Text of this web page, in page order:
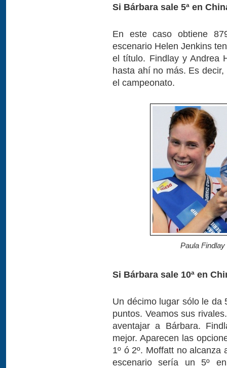
Si Bárbara sale 5ª en
En este caso obtiene
escenario Helen Jenkins
el título. Findlay y Andrea
hasta ahí no más. Es
el campeonato.
Paula
Si Bárbara sale 10ª en
Un décimo lugar sólo le da
puntos. Veamos sus
aventajar a Bárbara.
mejor. Aparecen las
1º ó 2º. Moffatt no
escenario sería un 5º